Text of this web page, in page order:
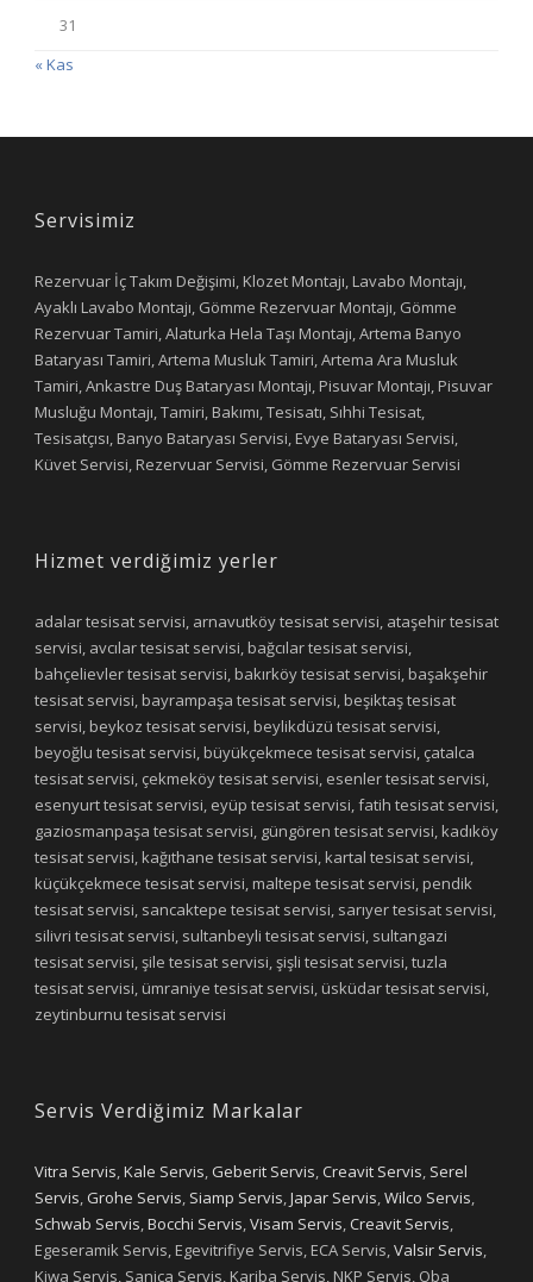
31
« Kas
Servisimiz
Rezervuar İç Takım Değişimi, Klozet Montajı, Lavabo Montajı,
Ayaklı Lavabo Montajı, Gömme Rezervuar Montajı, Gömme
Rezervuar Tamiri, Alaturka Hela Taşı Montajı, Artema Banyo
Bataryası Tamiri, Artema Musluk Tamiri, Artema Ara Musluk
Tamiri, Ankastre Duş Bataryası Montajı, Pisuvar Montajı, Pisuvar
Musluğu Montajı, Tamiri, Bakımı, Tesisatı, Sıhhi Tesisat,
Tesisatçısı, Banyo Bataryası Servisi, Evye Bataryası Servisi,
Küvet Servisi, Rezervuar Servisi, Gömme Rezervuar Servisi
Hizmet verdiğimiz yerler
adalar tesisat servisi, arnavutköy tesisat servisi, ataşehir tesisat
servisi, avcılar tesisat servisi, bağcılar tesisat servisi,
bahçelievler tesisat servisi, bakırköy tesisat servisi, başakşehir
tesisat servisi, bayrampaşa tesisat servisi, beşiktaş tesisat
servisi, beykoz tesisat servisi, beylikdüzü tesisat servisi,
beyoğlu tesisat servisi, büyükçekmece tesisat servisi, çatalca
tesisat servisi, çekmeköy tesisat servisi, esenler tesisat servisi,
esenyurt tesisat servisi, eyüp tesisat servisi, fatih tesisat servisi,
gaziosmanpaşa tesisat servisi, güngören tesisat servisi, kadıköy
tesisat servisi, kağıthane tesisat servisi, kartal tesisat servisi,
küçükçekmece tesisat servisi, maltepe tesisat servisi, pendik
tesisat servisi, sancaktepe tesisat servisi, sarıyer tesisat servisi,
silivri tesisat servisi, sultanbeyli tesisat servisi, sultangazi
tesisat servisi, şile tesisat servisi, şişli tesisat servisi, tuzla
tesisat servisi, ümraniye tesisat servisi, üsküdar tesisat servisi,
zeytinburnu tesisat servisi
Servis Verdiğimiz Markalar
Vitra Servis,Kale Servis, Geberit Servis,Creavit Servis, Serel
Servis, Grohe Servis, Siamp Servis,Japar Servis,Wilco Servis,
Schwab Servis,Bocchi Servis,Visam Servis,Creavit Servis,
Egeseramik Servis, Egevitrifiye Servis, ECA Servis,Valsir Servis,
Kiwa Servis, Sanica Servis, Kariba Servis, NKP Servis, Oba